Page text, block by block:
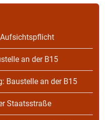
an der B15
Baustelle an der B15
Staatsstraße